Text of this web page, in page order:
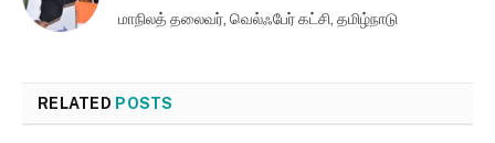
மாநிலத் தலைவர், வெல்ஃபேர் கட்சி, தமிழ்நாடு
RELATED POSTS